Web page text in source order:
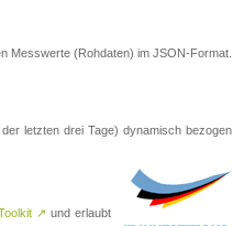
Messwerte (Rohdaten) im JSON-Format.
letzten drei Tage) dynamisch bezogen
↗ und erlaubt